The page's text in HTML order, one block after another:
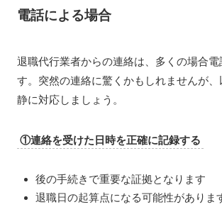
電話による場合
退職代行業者からの連絡は、多くの場合電
す。突然の連絡に驚くかもしれませんが
静に対応しましょう。
①連絡を受けた日時を正確に記録する
後の手続きで重要な証拠となります
退職日の起算点になる可能性がありま